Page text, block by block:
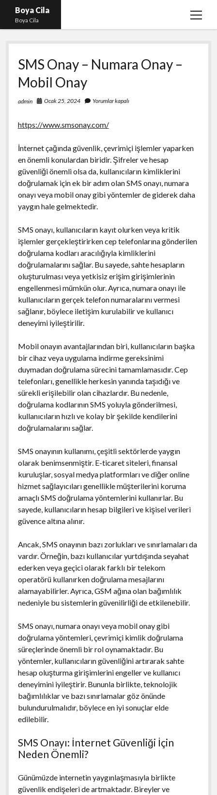
Boya Cila
Boya Cila
menüyü
En İyi Tiktok Takipçi Hilesi
Liste
Parasız Instagram Türk Takipçi Hilesi
Sayfa Listesi
SMS Onay – Numara Onay –
Mobil Onay
admin Ocak 25, 2024 Yorumlar kapalı
https://www.smsonay.com/
İnternet çağında güvenlik, çevrimiçi işlemler yaparken
en önemli konulardan biridir. Şifreler ve hesap
güvenliği önemli olsa da, kullanıcıların kimliklerini
doğrulamak için ek bir adım olan SMS onayı, numara
onayı veya mobil onay gibi yöntemler de giderek daha
yaygın hale gelmektedir.
SMS onayı, kullanıcıların kayıt olurken veya kritik
işlemler gerçekleştirirken cep telefonlarına gönderilen
doğrulama kodları aracılığıyla kimliklerini
doğrulamalarını sağlar. Bu sayede, sahte hesapların
oluşturulması veya yetkisiz erişim girişimlerinin
engellenmesi mümkün olur. Ayrıca, numara onayı ile
kullanıcıların gerçek telefon numaralarını vermesi
sağlanır, böylece iletişim kurulabilir ve kullanıcı
deneyimi iyileştirilir.
Mobil onayın avantajlarından biri, kullanıcıların başka
bir cihaz veya uygulama indirme gereksinimi
duymadan doğrulama sürecini tamamlamasıdır. Cep
telefonları, genellikle herkesin yanında taşıdığı ve
sürekli erişilebilir olan cihazlardır. Bu nedenle,
doğrulama kodlarının SMS yoluyla gönderilmesi,
kullanıcıların hızlı ve kolay bir şekilde kendilerini
doğrulamalarını sağlar.
SMS onayının kullanımı, çeşitli sektörlerde yaygın
olarak benimsenmiştir. E-ticaret siteleri, finansal
kuruluşlar, sosyal medya platformları ve diğer online
hizmet sağlayıcıları genellikle müşterilerini koruma
amaçlı SMS doğrulama yöntemlerini kullanırlar. Bu
sayede, kullanıcıların hesap bilgileri ve kişisel verileri
güvence altına alınır.
Ancak, SMS onayının bazı zorlukları ve sınırlamaları da
vardır. Örneğin, bazı kullanıcılar yurtdışında seyahat
ederken veya geçici olarak farklı bir telekom
operatörü kullanırken doğrulama mesajlarını
alamayabilirler. Ayrıca, GSM ağına olan bağımlılık
nedeniyle bu sistemlerin güvenilirliği de etkilenebilir.
SMS onayı, numara onayı veya mobil onay gibi
doğrulama yöntemleri, çevrimiçi kimlik doğrulama
süreçlerinde önemli bir rol oynamaktadır. Bu
yöntemler, kullanıcıların güvenliğini artırarak sahte
hesap oluşturma girişimlerini engeller ve kullanıcı
deneyimini iyileştirir. Bununla birlikte, teknolojik
bağımlılıklar ve bazı sınırlamalar göz önünde
bulundurulmalıdır, böylece en iyi sonuçlar elde
edilebilir.
SMS Onayı: İnternet Güvenliği İçin
Neden Önemli?
Günümüzde internetin yaygınlaşmasıyla birlikte
güvenlik endişeleri de artmaktadır. Bireyler ve